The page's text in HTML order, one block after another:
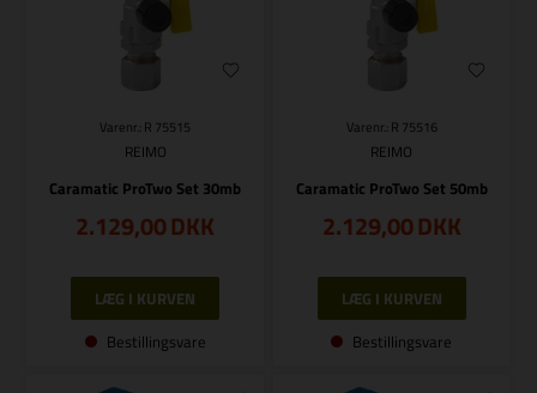
Varenr.: R 75515
REIMO
Caramatic ProTwo Set 30mb
2.129,00DKK
Bestillingsvare
Varenr.: R 75516
REIMO
Caramatic ProTwo Set 50mb
2.129,00DKK
Bestillingsvare